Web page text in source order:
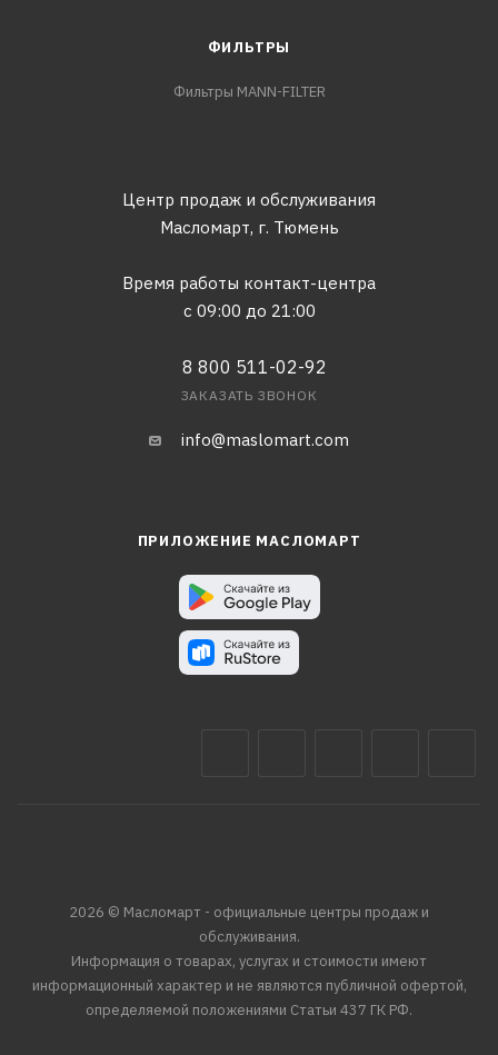
ФИЛЬТРЫ
Фильтры MANN-FILTER
Центр продаж и обслуживания
Масломарт, г. Тюмень
Время работы контакт-центра
с 09:00 до 21:00
8 800 511-02-92
ЗАКАЗАТЬ ЗВОНОК
info@maslomart.com
ПРИЛОЖЕНИЕ МАСЛОМАРТ
2026 © Масломарт - официальные центры продаж и
обслуживания.
Информация о товарах, услугах и стоимости имеют
информационный характер и не являются публичной офертой,
определяемой положениями Статьи 437 ГК РФ.